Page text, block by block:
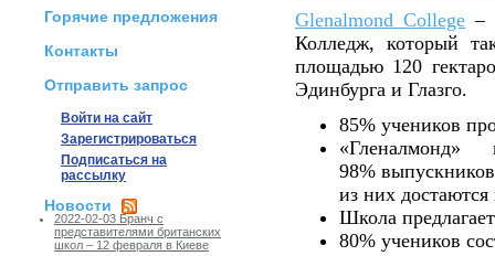
Горячие предложения
Контакты
Отправить запрос
Войти на сайт
Зарегистрироваться
Подписаться на
рассылку
Новости
2022-02-03 Бранч с
представителями британских
школ – 12 февраля в Киеве
Glenalmond College –
Колледж, который
площадью 120
Эдинбурга и Глазго.
85% учеников
«Гленалмонд»
98%
из них
Школа
80% учеников